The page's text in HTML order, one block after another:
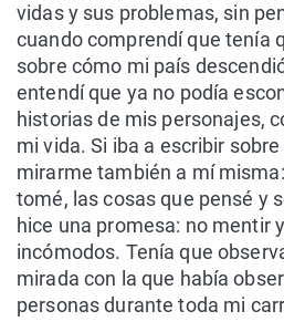
vidas y sus problemas, sin
cuando comprendí que tenía
sobre cómo mi país
entendí que ya no podía
historias de mis personajes,
mi vida. Si iba a escribir
mirarme también a mí
tomé, las cosas que pensé y
hice una promesa: no mentir
incómodos. Tenía que
mirada con la que había
personas durante toda mi